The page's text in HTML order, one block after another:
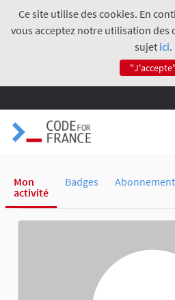
Ce site utilise des cookies. En
vous acceptez notre utilisation des
sujet ici.
"J'accepte"
Mon
activité
Badges